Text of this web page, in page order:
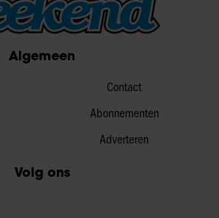
Algemeen
Contact
Abonnementen
Adverteren
Volg ons